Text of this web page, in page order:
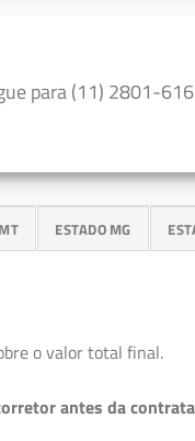
para (11) 2801-
ESTADO MG
o valor total final.
antes da